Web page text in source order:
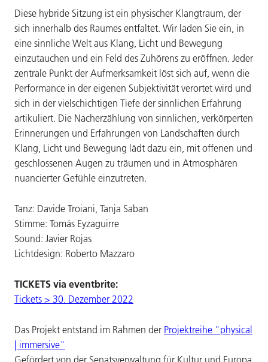
Diese hybride Sitzung ist ein physischer Klangtraum, der
sich innerhalb des Raumes entfaltet. Wir laden Sie ein, in
eine sinnliche Welt aus Klang, Licht und Bewegung
einzutauchen und ein Feld des Zuhörens zu eröffnen. Jeder
zentrale Punkt der Aufmerksamkeit löst sich auf, wenn die
Performance in der eigenen Subjektivität verortet wird und
sich in der vielschichtigen Tiefe der sinnlichen Erfahrung
artikuliert. Die Nacherzählung von sinnlichen, verkörperten
Erinnerungen und Erfahrungen von Landschaften durch
Klang, Licht und Bewegung lädt dazu ein, mit offenen und
geschlossenen Augen zu träumen und in Atmosphären
nuancierter Gefühle einzutreten.
Tanz: Davide Troiani, Tanja Saban
Stimme: Tomás Eyzaguirre
Sound: Javier Rojas
Lichtdesign: Roberto Mazzaro
TICKETS via eventbrite:
Tickets > 30. Dezember 2022
Das Projekt entstand im Rahmen der Projektreihe "physical
| immersive"
Gefördert von der Senatsverwaltung für Kultur und Europa